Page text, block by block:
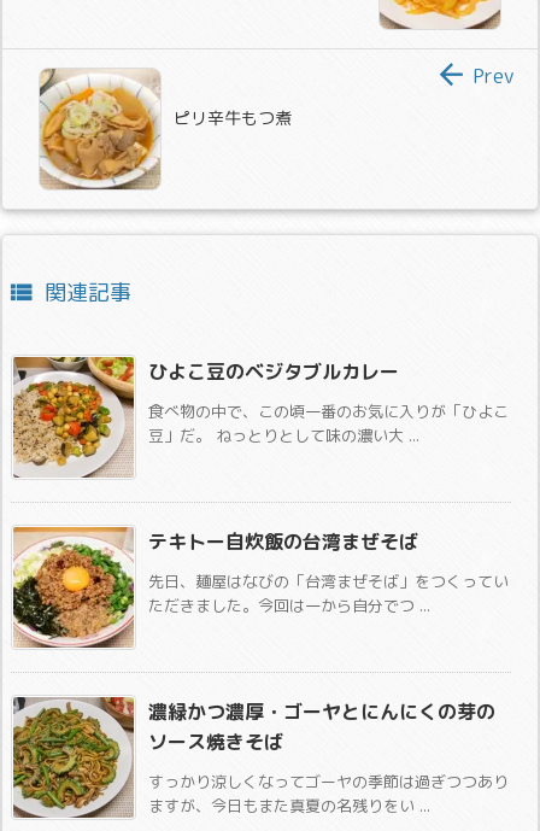
ピリ辛牛もつ煮
 Prev
 関連記事
ひよこ豆のベジタブルカレー
食べ物の中で、この頃一番のお気に入りが「ひよこ
豆」だ。 ねっとりとして味の濃い大 ...
テキトー自炊飯の台湾まぜそば
先日、麺屋はなびの「台湾まぜそば」をつくってい
ただきました。今回は一から自分でつ ...
濃緑かつ濃厚・ゴーヤとにんにくの芽の
ソース焼きそば
すっかり涼しくなってゴーヤの季節は過ぎつつあり
ますが、今日もまた真夏の名残りをい ...